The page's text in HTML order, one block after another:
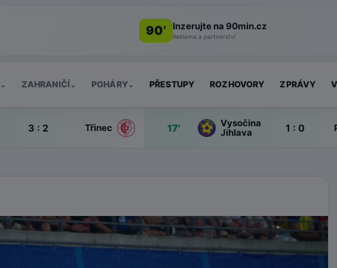
90’ Inzerujte na 90min.cz
Reklama a partnerství
⌄ ZAHRANIČÍ ⌄ POHÁRY⌄ PŘESTUPY ROZHOVORY ZPRÁVY
3 : 2 Třinec 17'
Vysočina
Jihlava
1 : 0